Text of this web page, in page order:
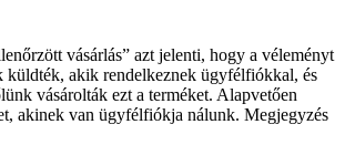
vásárlás” azt jelenti, hogy a véleményt
küldték, akik rendelkeznek ügyfélfiókkal, és
vásárolták ezt a terméket. Alapvetően
akinek van ügyfélfiókja nálunk. Megjegyzés